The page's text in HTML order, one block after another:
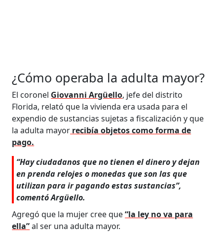
¿Cómo operaba la adulta mayor?
El coronel Giovanni Argüello, jefe del distrito
Florida, relató que la vivienda era usada para el
expendio de sustancias sujetas a fiscalización y que
la adulta mayor recibía objetos como forma de
pago.
“Hay ciudadanos que no tienen el dinero y dejan
en prenda relojes o monedas que son las que
utilizan para ir pagando estas sustancias”,
comentó Argüello.
Agregó que la mujer cree que“la ley no va para
ella”al ser una adulta mayor.